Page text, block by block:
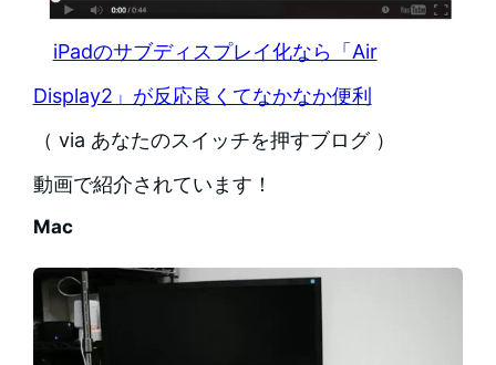
iPadのサブディスプレイ化なら「Air
Display2」が反応良くてなかなか便利
（ via あなたのスイッチを押すブログ ）
動画で紹介されています！
Mac